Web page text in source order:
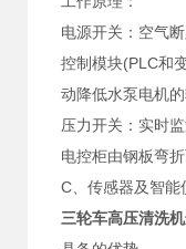
电源开关：空气
控制模块(PLC和
动降低水泵电机
压力开关：实时
电控柜由钢板弯
C、传感器及智能
三轮车高压清洗